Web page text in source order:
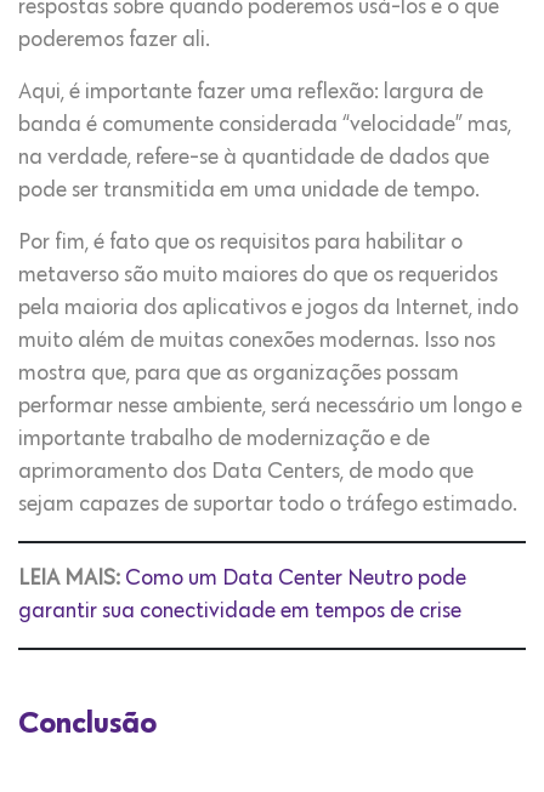
respostas sobre quando poderemos usá-los e o que
poderemos fazer ali.
Aqui, é importante fazer uma reflexão: largura de
banda é comumente considerada “velocidade” mas,
na verdade, refere-se à quantidade de dados que
pode ser transmitida em uma unidade de tempo.
Por fim, é fato que os requisitos para habilitar o
metaverso são muito maiores do que os requeridos
pela maioria dos aplicativos e jogos da Internet, indo
muito além de muitas conexões modernas. Isso nos
mostra que, para que as organizações possam
performar nesse ambiente, será necessário um longo e
importante trabalho de modernização e de
aprimoramento dos Data Centers, de modo que
sejam capazes de suportar todo o tráfego estimado.
LEIA MAIS: Como um Data Center Neutro pode
garantir sua conectividade em tempos de crise
Conclusão